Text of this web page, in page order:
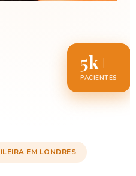
EM LONDRES
5k+
PACIENTES